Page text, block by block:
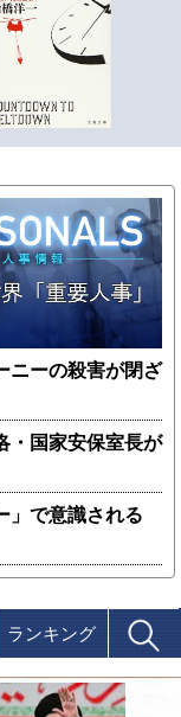
ニーの殺害が閉ざ
・国家安保室長が
」で意識される
ランキング